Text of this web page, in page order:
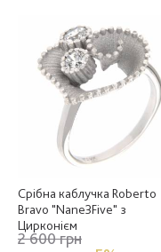
Срібна каблучка Roberto
Bravo "Nane3Five" з
Цирконієм
2 600 грн